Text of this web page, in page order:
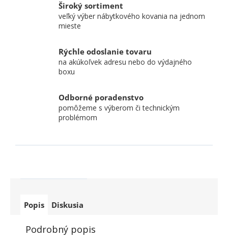
Široký sortiment
veľký výber nábytkového kovania na jednom
mieste
Rýchle odoslanie tovaru
na akúkoľvek adresu nebo do výdajného
boxu
Odborné poradenstvo
pomôžeme s výberom či technickým
problémom
Popis Diskusia
Podrobný popis